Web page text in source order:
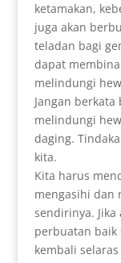
ketamakan,
juga akan
teladan bagi
dapat
melindungi
Jangan
melindungi
daging.
kita.
Kita harus
mengasihi dan
sendirinya.
perbuatan
kembali